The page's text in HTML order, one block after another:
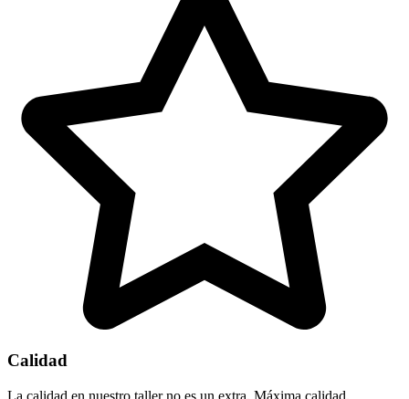
Calidad
La calidad en nuestro taller no es un extra. Máxima calidad.